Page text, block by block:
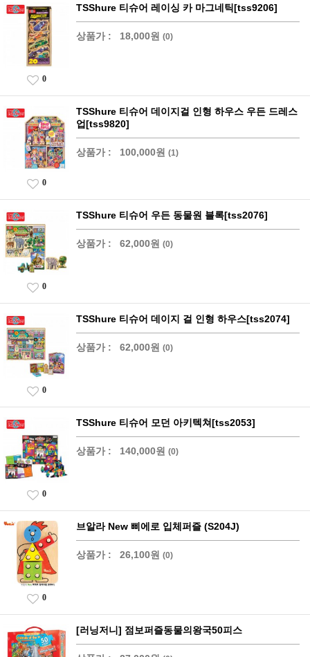
TSShure 티슈어 레이싱 카 마그네틱[tss9206]
상품가 : 18,000원 (0)
0
TSShure 티슈어 데이지걸 인형 하우스 우든 드레스
업[tss9820]
상품가 : 100,000원 (1)
0
TSShure 티슈어 우든 동물원 블록[tss2076]
상품가 : 62,000원 (0)
0
TSShure 티슈어 데이지 걸 인형 하우스[tss2074]
상품가 : 62,000원 (0)
0
TSShure 티슈어 모던 아키텍쳐[tss2053]
상품가 : 140,000원 (0)
0
브알라 New 삐에로 입체퍼즐 (S204J)
상품가 : 26,100원 (0)
0
[러닝저니] 점보퍼즐동물의왕국50피스